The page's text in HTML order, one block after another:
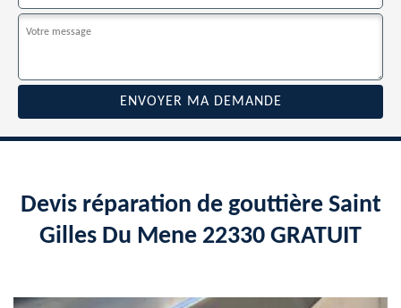
Devis réparation de gouttière Saint
Gilles Du Mene 22330 GRATUIT